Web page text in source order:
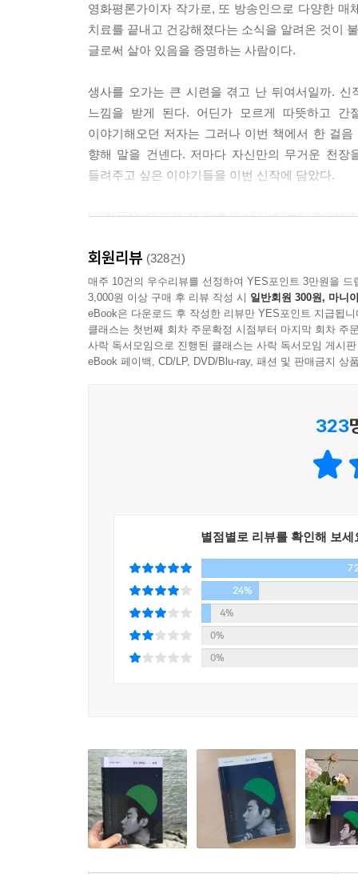
영화평론가이자 작가로, 또 방송인으로 다양한
치료를 끝내고 건강해졌다는 소식을 알려온 것이
글로써 살아 있음을 증명하는 사람이다.
생사를 오가는 큰 시련을 겪고 난 뒤여서일까.
느낌을 받게 된다. 어딘가 모르게 따뜻하고
이야기해오던 저자는 그러나 이번 책에서 한 걸
향해 말을 건넨다. 저마다 자신만의 무거운 천
들려주고 싶은 이야기들을 이번 신작에 담았다.
“사람들은 아프기 전과 후의 내가 다르다고 말
때 옳은 이야기를 하기보다 청년들에게 실질
시행착오를 하지 않기를 바라고 불행하거나 외
바란다.” (_p.217)
망했다고 생각하고 있을 오늘 밤의 당신들에게
“망하려면 아직 멀었다”
그동안 혼자 힘으로 고아처럼 살아남아 버텼다
도움을 기대할 곳 없는 가난한 청년들이 자신과
메일의 양이 너무 많아지자 고민 사연을 들어
중요한 해법으로 찾은 것은 바로 ‘불행을 인정하는
고통 없는 삶은 없듯이, 불행하지 않은 사람도
불행한 현실 탓에 나만 이렇게 억울한 상황에 놓
“불행은 설국열차 머리칸의 악당들이 아니라 열
있는 사람으로 하여금 상황과 자신을 분리할 수
최소한의 공간적, 시간적 거리를 두고 사건을 바
정말 무슨 일이 벌어진 건지, 내가 무엇을 했고 무
불행이 있다면, 거기 반드시 희망도 함께 있다
회원리뷰 (328건)
매주 10건의 우수리뷰를 선정하여 YES포인트 3만원을 드
3,000원 이상 구매 후 리뷰 작성 시 일반회원 300원, 마니
eBook은 다운로드 후 작성한 리뷰만 YES포인트 지급됩니
클래스는 첫번째 회차 주문확정 시점부터 마지막 회차 주
사락 독서모임으로 진행된 클래스는 사락 독서모임 게시
eBook 페이백, CD/LP, DVD/Blu-ray, 패션 및 판매금지 상
323
별점별로 리뷰를 확인해 보세
24%
4%
0%
0%